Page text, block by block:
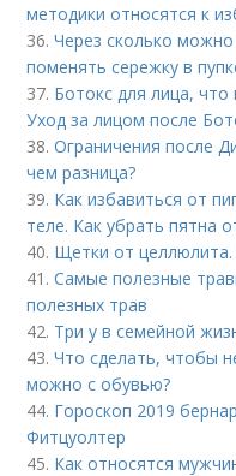
методики относятся к
36.Через сколько
поменять сережку в
37. Ботокс для лица, что
Уход за лицом после
38.Ограничения после
чем разница?
39. Как избавиться от
теле. Как убрать пятна
40. Щетки от
41.Самые полезные
полезных трав
42. Три у в семейной
43.Что сделать, чтобы
можно с обувью?
44. Гороскоп 2019
Фитцуолтер
45. Как относятся